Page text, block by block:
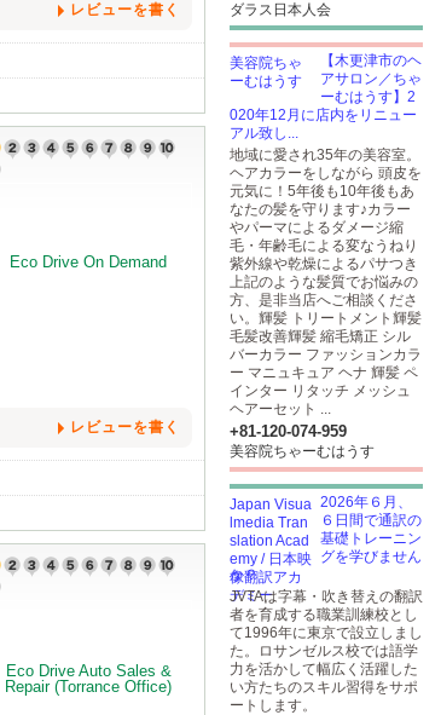
レビューを書く
レビューを書く
ダラス日本人会
【木更津市のヘ
アサロン／ちゃ
ーむはうす】2
020年12月に店内をリニュー
アル致し...
地域に愛され35年の美容室。
ヘアカラーをしながら 頭皮を
元気に！5年後も10年後もあ
なたの髪を守ります♪カラー
やパーマによるダメージ縮
毛・年齢毛による変なうねり
紫外線や乾燥によるパサつき
上記のような髪質でお悩みの
方、是非当店へご相談くださ
い。輝髪 トリートメント輝髪
毛髪改善輝髪 縮毛矯正 シル
バーカラー ファッションカラ
ー マニュキュア ヘナ 輝髪 ペ
インター リタッチ メッシュ
ヘアーセット ...
+81-120-074-959
美容院ちゃーむはうす
2026年６月、
６日間で通訳の
基礎トレーニン
グを学びません
か？
JVTAは字幕・吹き替えの翻訳
者を育成する職業訓練校とし
て1996年に東京で設立しまし
た。ロサンゼルス校では語学
力を活かして幅広く活躍した
い方たちのスキル習得をサポ
ートします。